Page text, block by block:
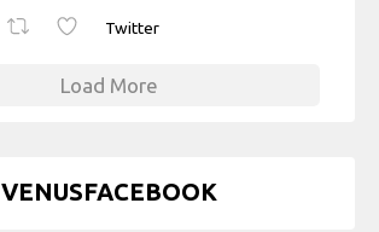
Twitter
Load More
VENUSFACEBOOK